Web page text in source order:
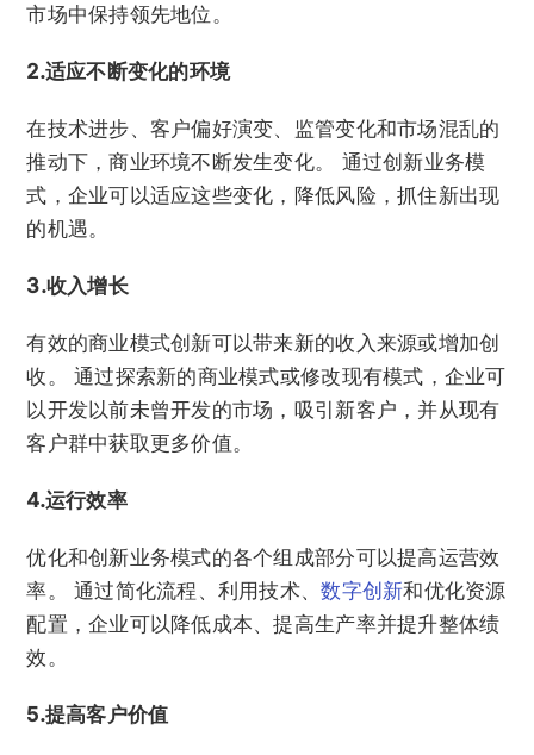
市场中保持领先地位。
2.适应不断变化的环境
在技术进步、客户偏好演变、监管变化和市场混乱的
推动下，商业环境不断发生变化。 通过创新业务模
式，企业可以适应这些变化，降低风险，抓住新出现
的机遇。
3.收入增长
有效的商业模式创新可以带来新的收入来源或增加创
收。 通过探索新的商业模式或修改现有模式，企业可
以开发以前未曾开发的市场，吸引新客户，并从现有
客户群中获取更多价值。
4.运行效率
优化和创新业务模式的各个组成部分可以提高运营效
率。 通过简化流程、利用技术、数字创新和优化资源
配置，企业可以降低成本、提高生产率并提升整体绩
效。
5.提高客户价值